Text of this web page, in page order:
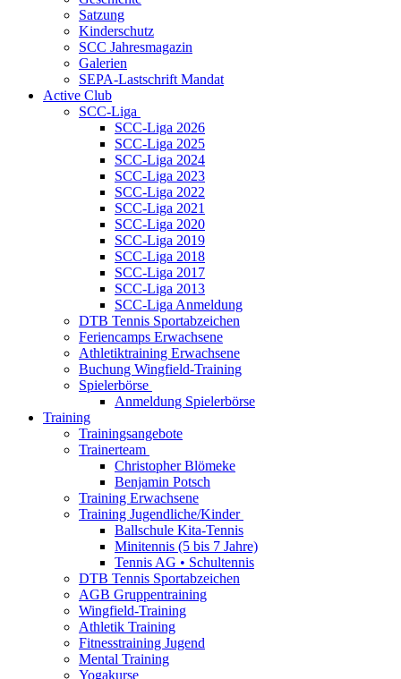
Satzung
Kinderschutz
SCC Jahresmagazin
Galerien
SEPA-Lastschrift Mandat
Active Club
SCC-Liga
SCC-Liga 2026
SCC-Liga 2025
SCC-Liga 2024
SCC-Liga 2023
SCC-Liga 2022
SCC-Liga 2021
SCC-Liga 2020
SCC-Liga 2019
SCC-Liga 2018
SCC-Liga 2017
SCC-Liga 2013
SCC-Liga Anmeldung
DTB Tennis Sportabzeichen
Feriencamps Erwachsene
Athletiktraining Erwachsene
Buchung Wingfield-Training
Spielerbörse
Anmeldung Spielerbörse
Training
Trainingsangebote
Trainerteam
Christopher Blömeke
Benjamin Potsch
Training Erwachsene
Training Jugendliche/Kinder
Ballschule Kita-Tennis
Minitennis (5 bis 7 Jahre)
Tennis AG • Schultennis
DTB Tennis Sportabzeichen
AGB Gruppentraining
Wingfield-Training
Athletik Training
Fitnesstraining Jugend
Mental Training
Yogakurse